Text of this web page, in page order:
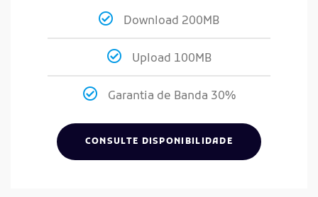
Download 200MB
Upload 100MB
Garantia de Banda 30%
CONSULTE DISPONIBILIDADE